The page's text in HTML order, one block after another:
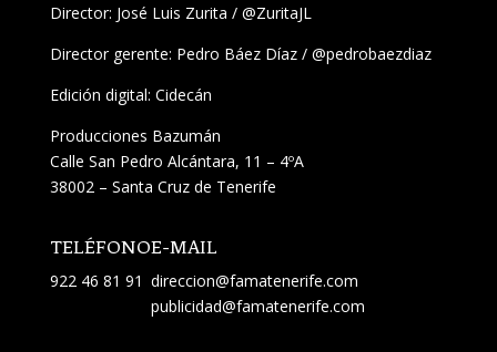
Director: José Luis Zurita / @ZuritaJL
Director gerente: Pedro Báez Díaz / @pedrobaezdiaz
Edición digital: Cidecán
Producciones Bazumán
Calle San Pedro Alcántara, 11 – 4ºA
38002 – Santa Cruz de Tenerife
TELÉFONO
922 46 81 91
E-MAIL
direccion@famatenerife.com
publicidad@famatenerife.com